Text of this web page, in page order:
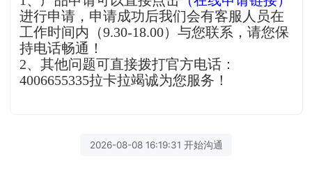
进行申请，申请成功后我们会有客服人员在
工作时间内（9.30-18.00）与您联系，请您保
持电话畅通！
2、其他问题可直接拨打官方电话：
4006655335拉卡拉竭诚为您服务！
2026-08-08 16:19:31 开始沟通